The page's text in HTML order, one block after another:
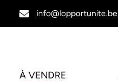
info@lopportunite.be
À VENDRE